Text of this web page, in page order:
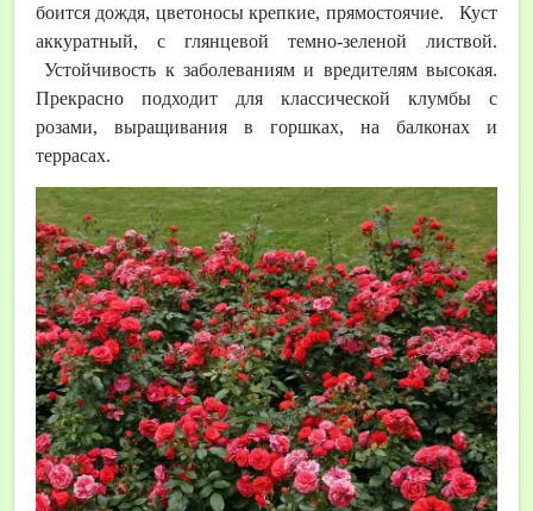
боится дождя, цветоносы крепкие, прямостоячие. Куст
аккуратный, с глянцевой темно-зеленой листвой.
Устойчивость к заболеваниям и вредителям высокая.
Прекрасно подходит для классической клумбы с
розами, выращивания в горшках, на балконах и
террасах.